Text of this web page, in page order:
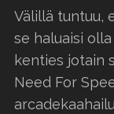
Välillä tuntuu,
se haluaisi
kenties jotain
Need For